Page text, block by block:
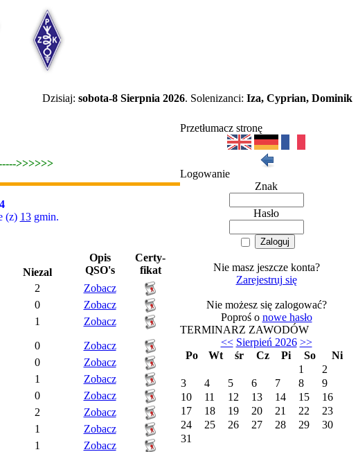
Dzisiaj: sobota-8 Sierpnia 2026. Solenizanci: Iza, Cyprian, Dominik
>>>>>>
(z) 13gmin.
Opis
QSO's
Certy-
fikat
Niezal
2
Zobacz
0
Zobacz
1 Zobacz
0
Zobacz
0
Zobacz
1
Zobacz
0
Zobacz
2
Zobacz
1
Zobacz
1
Zobacz
Przetłumacz stronę
Logowanie
Znak
Hasło
Nie masz jeszcze konta?
Zarejestruj się
Nie możesz się zalogować?
Poproś o nowe hasło
TERMINARZ ZAWODÓW
<< Sierpień 2026 >>
Po
Wt śr Cz Pi So
Ni
1
2
3
4 5 6 7 8
9
10
11 12 13 14 15
16
17
18 19 20 21 22
23
24
25 26 27 28 29
30
31